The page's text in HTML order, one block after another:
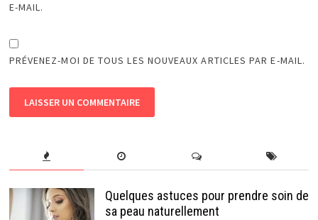
E-MAIL.
PRÉVENEZ-MOI DE TOUS LES NOUVEAUX ARTICLES PAR E-MAIL.
Quelques astuces pour prendre soin de
sa peau naturellement